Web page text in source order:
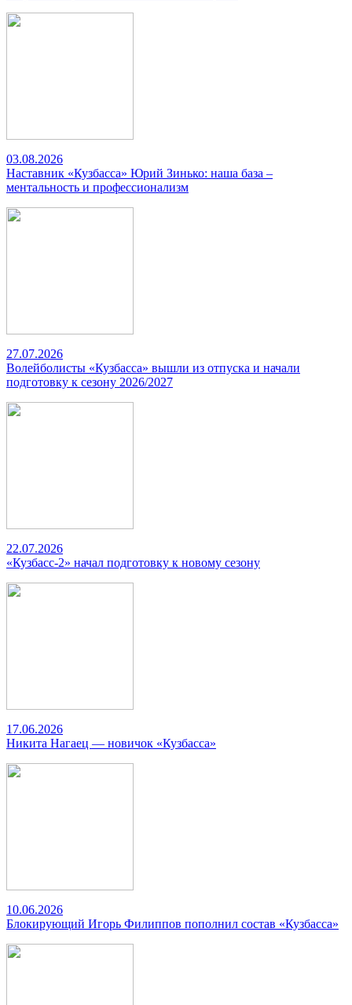
03.08.2026
Наставник «Кузбасса» Юрий Зинько: наша база –
ментальность и профессионализм
27.07.2026
Волейболисты «Кузбасса» вышли из отпуска и начали
подготовку к сезону 2026/2027
22.07.2026
«Кузбасс-2» начал подготовку к новому сезону
17.06.2026
Никита Нагаец — новичок «Кузбасса»
10.06.2026
Блокирующий Игорь Филиппов пополнил состав «Кузбасса»